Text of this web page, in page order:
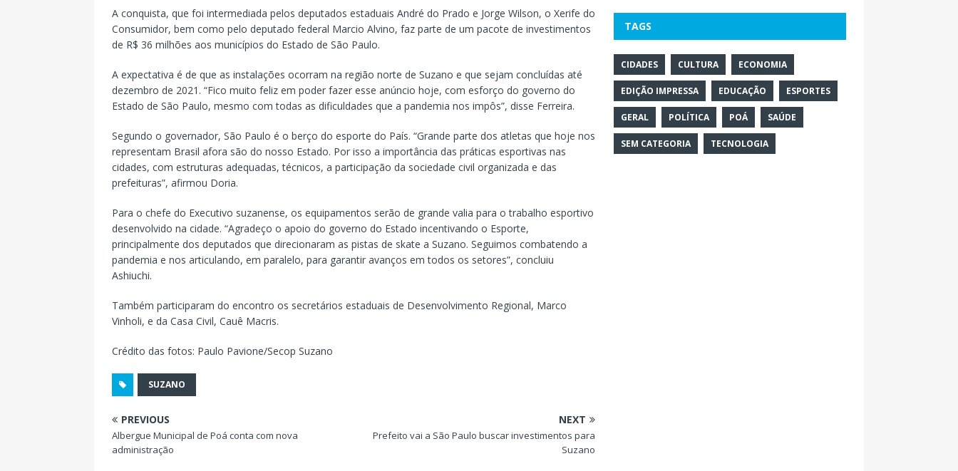
A conquista, que foi intermediada pelos deputados estaduais André do Prado e Jorge Wilson, o Xerife do
Consumidor, bem como pelo deputado federal Marcio Alvino, faz parte de um pacote de investimentos
de R$ 36 milhões aos municípios do Estado de São Paulo.
A expectativa é de que as instalações ocorram na região norte de Suzano e que sejam concluídas até
dezembro de 2021. “Fico muito feliz em poder fazer esse anúncio hoje, com esforço do governo do
Estado de São Paulo, mesmo com todas as dificuldades que a pandemia nos impôs”, disse Ferreira.
Segundo o governador, São Paulo é o berço do esporte do País. “Grande parte dos atletas que hoje nos
representam Brasil afora são do nosso Estado. Por isso a importância das práticas esportivas nas
cidades, com estruturas adequadas, técnicos, a participação da sociedade civil organizada e das
prefeituras”, afirmou Doria.
Para o chefe do Executivo suzanense, os equipamentos serão de grande valia para o trabalho esportivo
desenvolvido na cidade. “Agradeço o apoio do governo do Estado incentivando o Esporte,
principalmente dos deputados que direcionaram as pistas de skate a Suzano. Seguimos combatendo a
pandemia e nos articulando, em paralelo, para garantir avanços em todos os setores”, concluiu
Ashiuchi.
Também participaram do encontro os secretários estaduais de Desenvolvimento Regional, Marco
Vinholi, e da Casa Civil, Cauê Macris.
Crédito das fotos: Paulo Pavione/Secop Suzano
SUZANO
PREVIOUS
Albergue Municipal de Poá conta com nova
administração
NEXT
Prefeito vai a São Paulo buscar investimentos para
Suzano
TAGS
CIDADES CULTURA ECONOMIA
EDIÇÃO IMPRESSA EDUCAÇÃO ESPORTES
GERAL POLÍTICA POÁ SAÚDE
SEM CATEGORIA TECNOLOGIA